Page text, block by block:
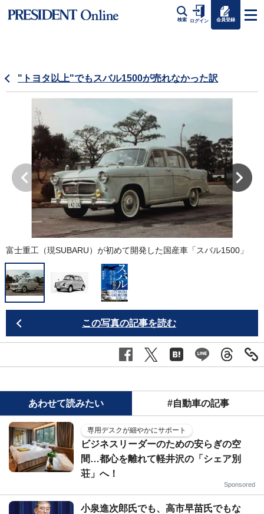
検索 ログイン 会員登録
"トヨタ以上"でもスバル1500が売れなかった訳
富士重工（現SUBARU）が初めて開発した国産車「スバル1500」
この写真の記事を読む
あわせて読みたい #自動車の記事
専用デスクが細やかにサポート
ビジネスリーダーのための安らぎの空
間…都心を離れて軽井沢の「シェア別
荘」へ！
Sponsored
小泉進次郎氏でも、高市早苗氏でもな